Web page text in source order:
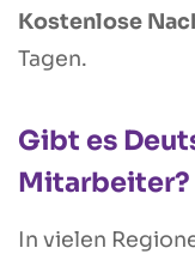
Kostenlose
Tagen.
Gibt es
Mitarbeiter?
In vielen